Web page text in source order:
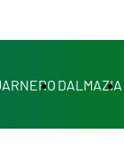
DALMAZIA